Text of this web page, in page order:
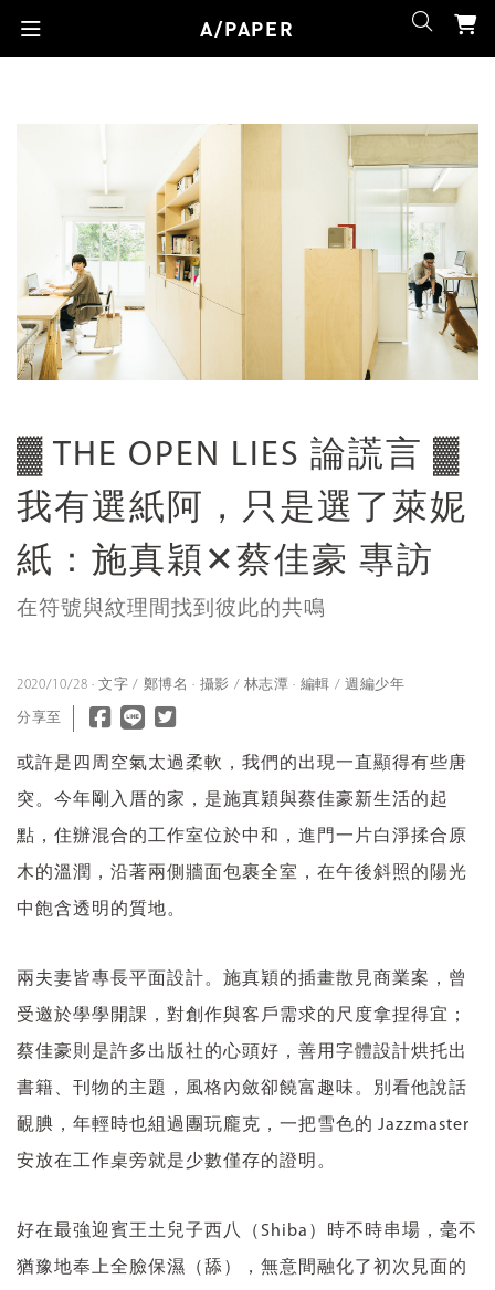
A/PAPER
▓ THE OPEN LIES 論謊言 ▓
我有選紙阿，只是選了萊妮
紙：施真穎✕蔡佳豪 專訪
在符號與紋理間找到彼此的共鳴
2020/10/28 · 文字 / 鄭博名 · 攝影 / 林志潭 · 編輯 / 週編少年
分享至
或許是四周空氣太過柔軟，我們的出現一直顯得有些唐
突。今年剛入厝的家，是施真穎與蔡佳豪新生活的起
點，住辦混合的工作室位於中和，進門一片白淨揉合原
木的溫潤，沿著兩側牆面包裹全室，在午後斜照的陽光
中飽含透明的質地。
兩夫妻皆專長平面設計。施真穎的插畫散見商業案，曾
受邀於學學開課，對創作與客戶需求的尺度拿捏得宜；
蔡佳豪則是許多出版社的心頭好，善用字體設計烘托出
書籍、刊物的主題，風格內斂卻饒富趣味。別看他說話
靦腆，年輕時也組過團玩龐克，一把雪色的 Jazzmaster
安放在工作桌旁就是少數僅存的證明。
好在最強迎賓王土兒子西八（Shiba）時不時串場，毫不
猶豫地奉上全臉保濕（舔），無意間融化了初次見面的